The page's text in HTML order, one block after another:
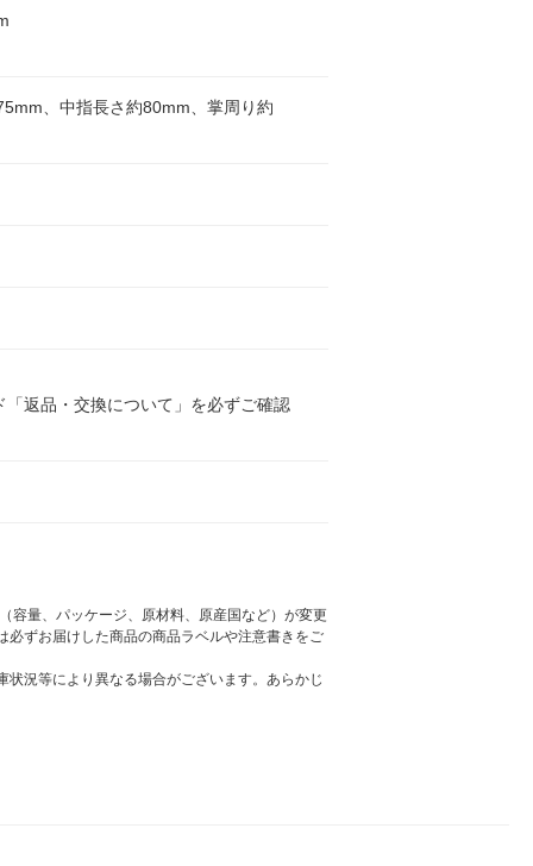
、中指長さ約80mm、掌周り約
返品・交換について」を必ずご確認
容量、パッケージ、原材料、原産国など）が変更
ずお届けした商品の商品ラベルや注意書きをご
況等により異なる場合がございます。あらかじ